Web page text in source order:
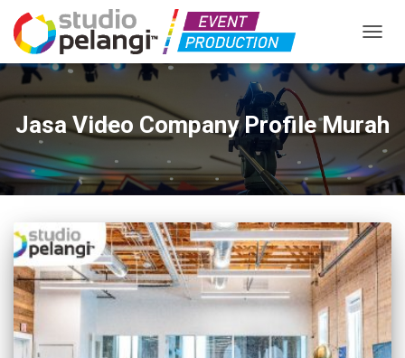
Jasa Video Company Profile Murah